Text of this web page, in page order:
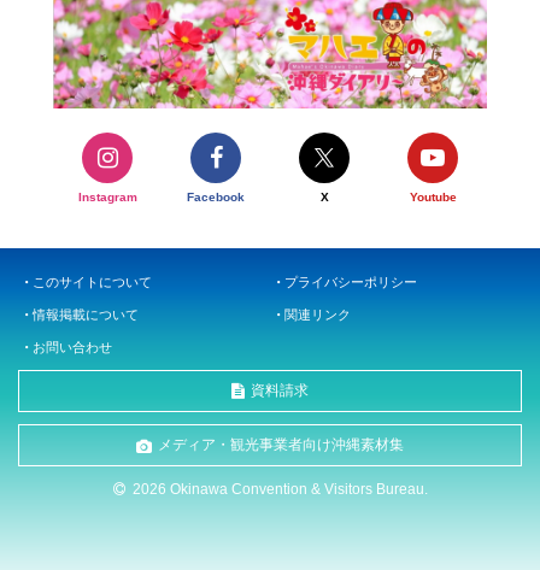
Instagram Facebook X Youtube
このサイトについて プライバシーポリシー
情報掲載について 関連リンク
お問い合わせ
資料請求
メディア・観光事業者向け沖縄素材集
2026 Okinawa Convention & Visitors Bureau.